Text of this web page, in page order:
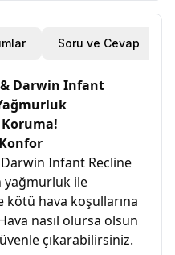
Soru ve Cevap
Darwin Infant
Infant Recline
yağmurluk ile
kötü hava koşullarına
nasıl olursa olsun
çıkarabilirsiniz.